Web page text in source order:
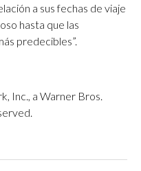
a sus fechas de viaje
hasta que las
predecibles”.
Inc., a Warner Bros.